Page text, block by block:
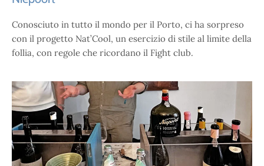
Conosciuto in tutto il mondo per il Porto, ci ha sorpreso
con il progetto Nat’Cool, un esercizio di stile al limite della
follia, con regole che ricordano il Fight club.